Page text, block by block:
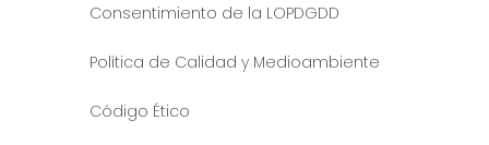
Consentimiento de la LOPDGDD
Política de Calidad y Medioambiente
Código Ético